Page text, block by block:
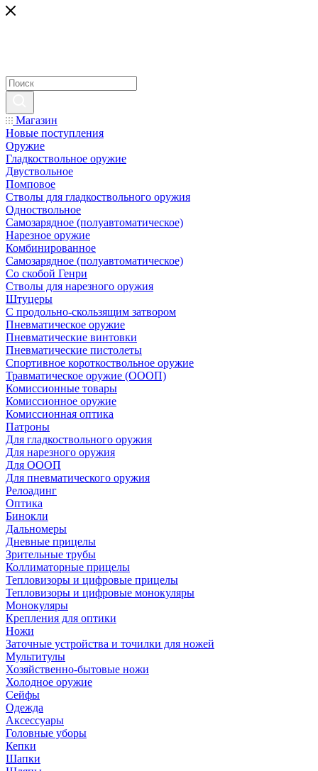
Магазин
Новые поступления
Оружие
Гладкоствольное оружие
Двуствольное
Помповое
Стволы для гладкоствольного оружия
Одноствольное
Самозарядное (полуавтоматическое)
Нарезное оружие
Комбинированное
Самозарядное (полуавтоматическое)
Со скобой Генри
Стволы для нарезного оружия
Штуцеры
С продольно-скользящим затвором
Пневматическое оружие
Пневматические винтовки
Пневматические пистолеты
Спортивное короткоствольное оружие
Травматическое оружие (ОООП)
Комиссионные товары
Комиссионное оружие
Комиссионная оптика
Патроны
Для гладкоствольного оружия
Для нарезного оружия
Для ОООП
Для пневматического оружия
Релоадинг
Оптика
Бинокли
Дальномеры
Дневные прицелы
Зрительные трубы
Коллиматорные прицелы
Тепловизоры и цифровые прицелы
Тепловизоры и цифровые монокуляры
Монокуляры
Крепления для оптики
Ножи
Заточные устройства и точилки для ножей
Мультитулы
Хозяйственно-бытовые ножи
Холодное оружие
Сейфы
Одежда
Аксессуары
Головные уборы
Кепки
Шапки